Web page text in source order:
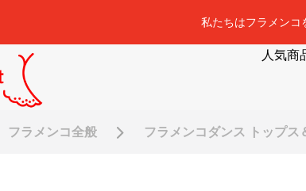
私たちはフラメンコ
人気商
フラメンコ全般 フラメンコダンス トップス